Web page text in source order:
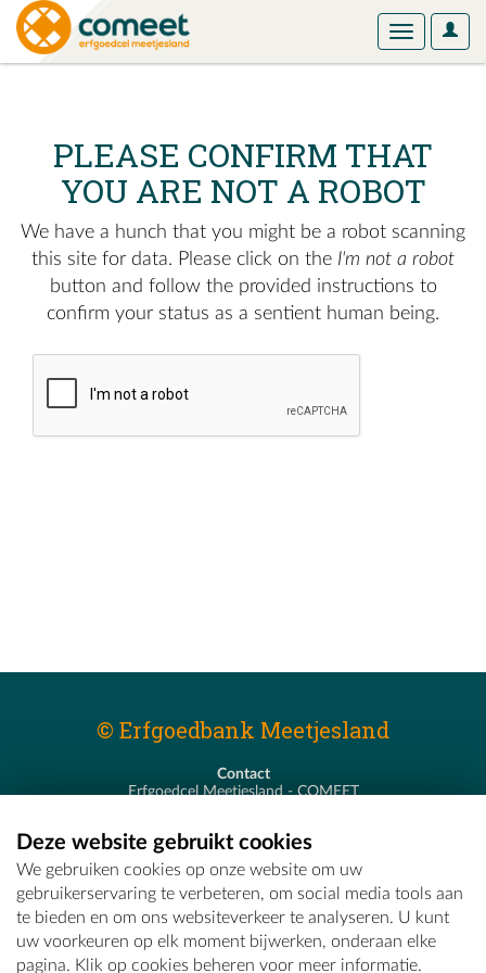
User
Toggle
PLEASE CONFIRM THAT
YOU ARE NOT A ROBOT
We have a hunch that you might be a robot scanning
this site for data. Please click on the I'm not a robot
button and follow the provided instructions to
confirm your status as a sentient human being.
© Erfgoedbank Meetjesland
Contact
Erfgoedcel Meetjesland - COMEET
T - 09 373 75 96
E -erfgoedcel@comeet.be
Deze website gebruikt cookies
We gebruiken cookies op onze website om uw
gebruikerservaring te verbeteren, om social media tools aan
te bieden en om ons websiteverkeer te analyseren. U kunt
uw voorkeuren op elk moment bijwerken, onderaan elke
pagina. Klik op cookies beheren voor meer informatie.